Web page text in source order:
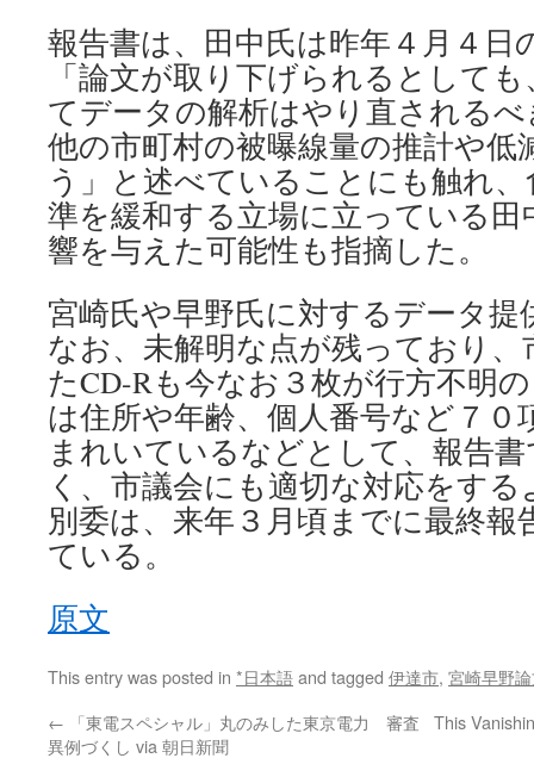
報告書は、田中氏は昨年４月４日
「論文が取り下げられるとして
てデータの解析はやり直される
他の市町村の被曝線量の推計や低
う」と述べていることにも触れ
準を緩和する立場に立っている田
響を与えた可能性も指摘した。
宮崎氏や早野氏に対するデータ
なお、未解明な点が残っており
たCD-Rも今なお３枚が行方不明
は住所や年齢、個人番号など７０
まれいているなどとして、報告
く、市議会にも適切な対応をす
別委は、来年３月頃までに最終
ている。
原文
This entry was posted in *日本語and tagged 伊達市, 宮崎早野
← 「東電スペシャル」丸のみした東京電力 審査
異例づくし via 朝日新聞
This